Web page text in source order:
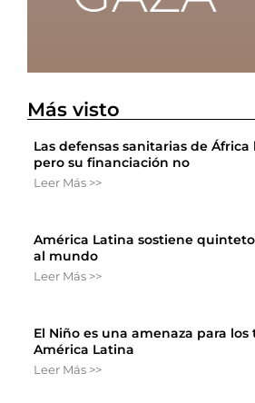
Más visto
Las defensas sanitarias de
pero su financiación no
Leer Más >>
América Latina sostiene
al mundo
Leer Más >>
El Niño es una amenaza para
América Latina
Leer Más >>